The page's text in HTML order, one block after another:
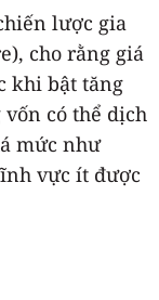
lược gia
cho rằng giá
khi bật tăng
có thể dịch
mức như
vực ít được